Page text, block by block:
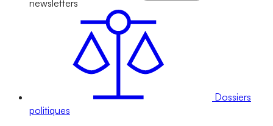
newsletters
Dossiers
politiques